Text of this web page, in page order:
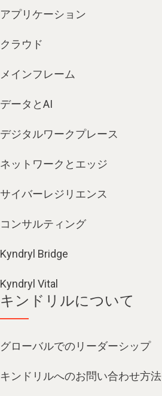
アプリケーション
クラウド
メインフレーム
データとAI
デジタルワークプレース
ネットワークとエッジ
サイバーレジリエンス
コンサルティング
Kyndryl Bridge
Kyndryl Vital
キンドリルについて
グローバルでのリーダーシップ
キンドリルへのお問い合わせ方法